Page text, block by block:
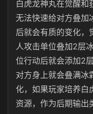
白虎龙神丸在觉醒和
无法快速给对方叠加
后就会有质的变化，
人攻击单位叠加2层
位行动后就会添加2
对方身上就会叠满冰
化，如果玩家培养白
资源，作为后期输出